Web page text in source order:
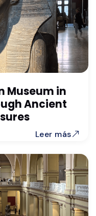
Museum in
Ancient
Leer más